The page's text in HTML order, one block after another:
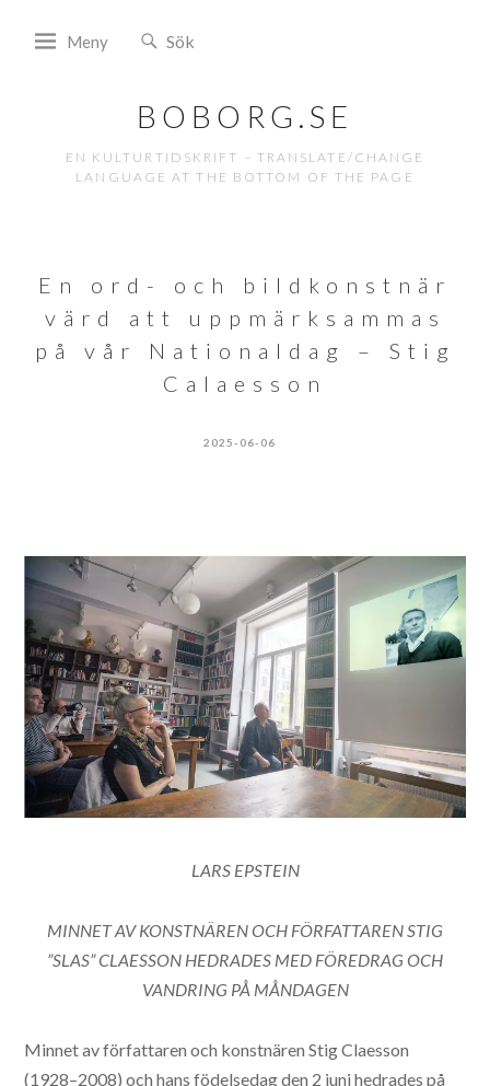
BOBORG.SE
EN KULTURTIDSKRIFT – TRANSLATE/CHANGE
LANGUAGE AT THE BOTTOM OF THE PAGE
Meny
En ord- och bildkonstnär
värd att uppmärksammas
på vår Nationaldag – Stig
Calaesson
2025-06-06
LARS EPSTEIN
MINNET AV KONSTNÄREN OCH FÖRFATTAREN STIG
”SLAS” CLAESSON HEDRADES MED FÖREDRAG OCH
VANDRING PÅ MÅNDAGEN
Minnet av författaren och konstnären Stig Claesson
(1928–2008) och hans födelsedag den 2 juni hedrades på